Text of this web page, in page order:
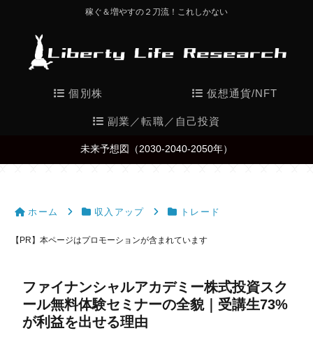
稼ぐ＆増やすの２刀流！これしかない
個別株 仮想通貨/NFT
副業／転職／自己投資
未来予想図（2030-2040-2050年）
ホーム 収入アップ トレード
【PR】本ページはプロモーションが含まれています
ファイナンシャルアカデミー株式投資スク
ール無料体験セミナーの全貌｜受講生73%
が利益を出せる理由